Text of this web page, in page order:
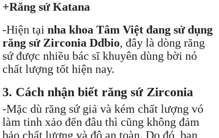
+Răng sứ Katana
-Hiện tại nha khoa Tâm Việt đang sử dụng
răng sứ Zirconia Ddbio, đây là dòng răng
sứ được nhiều bác sĩ khuyên dùng bời nó
chất lượng tốt hiện nay.
3. Cách nhận biết răng sứ Zirconia
-Mặc dù răng sứ giả và kém chất lượng vó
làm tinh xảo đến đâu thì cũng không đảm
bảo chất lượng và độ an toàn. Do đó, bạn